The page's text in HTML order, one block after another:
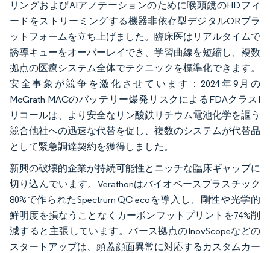
リングおよびAIアノテーションのために喉頭鏡のHDフィ
ードをストリーミングする機器非依存型デジタルORプラ
ットフォームを立ち上げました。臨床医はリアルタイムで
誘導キューをオーバーレイでき、学習曲線を短縮し、複数
拠点の医療システム全体でテクニックを標準化できます。
安全事象が競争を激化させています：2024年9月の
McGrath MACのバッテリー爆発リスクによるFDAクラスI
リコールは、より安全なリン酸鉄リチウム電池化学を謳う
競合他社への迅速な代替を促し、複数のシステムが代替品
として緊急調達契約を獲得しました。
新興の破壊的企業が持続可能性とニッチな臨床ギャップに
切り込んでいます。Verathonはバイオベースプラスチック
80%で作られたSpectrum QC ecoを導入し、剛性や光学的
鮮明度を損なうことなくカーボンフットプリントを74%削
減すると主張しています。バース拠点のInovScopeなどの
スタートアップは、頭蓋顔面異常に対応するカスタムカー